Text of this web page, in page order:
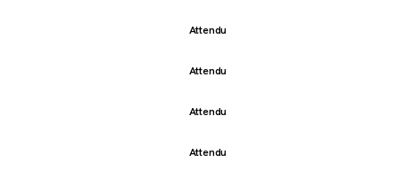
Attendu
Attendu
Attendu
Attendu